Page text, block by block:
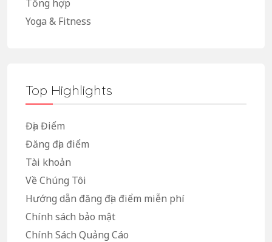
Tổng hợp
Yoga & Fitness
Top Highlights
Địa Điểm
Đăng địa điểm
Tài khoản
Về Chúng Tôi
Hướng dẫn đăng địa điểm miễn phí
Chính sách bảo mật
Chính Sách Quảng Cáo